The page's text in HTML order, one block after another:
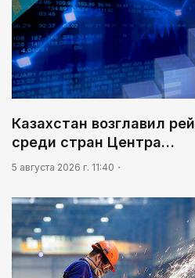
Казахстан возглавил
среди стран Центра…
5 августа 2026 г. 11:40